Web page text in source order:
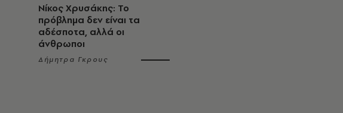
Νίκος Χρυσάκης: Το
πρόβλημα δεν είναι τα
αδέσποτα, αλλά οι
άνθρωποι
Δήμητρα Γκρους